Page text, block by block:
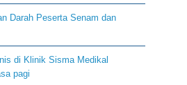
Darah Peserta Senam dan
di Klinik Sisma Medikal
pagi